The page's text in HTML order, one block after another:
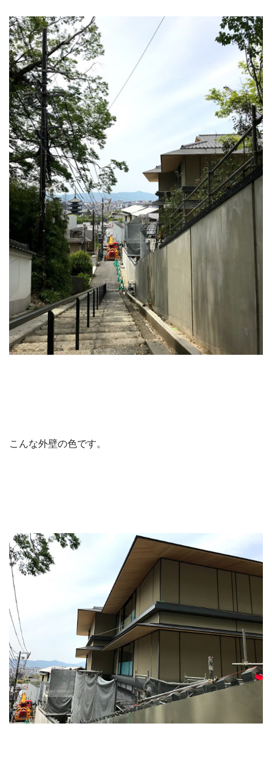
こんな外壁の色です。